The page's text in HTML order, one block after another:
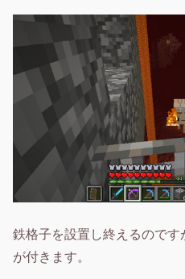
鉄格子を設置し終えるので
が付きます。